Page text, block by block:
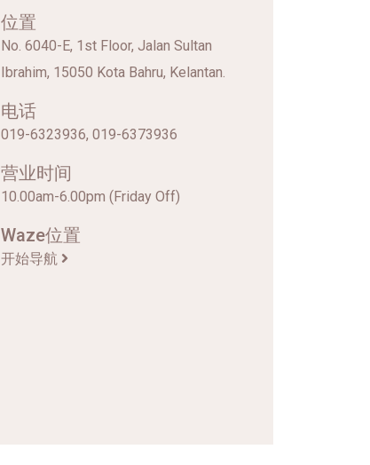
位置
No. 6040-E, 1st Floor, Jalan Sultan
Ibrahim, 15050 Kota Bahru, Kelantan.
电话
019-6323936, 019-6373936
营业时间
10.00am-6.00pm (Friday Off)
Waze位置
开始导航